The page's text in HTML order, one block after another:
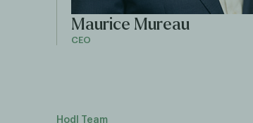
Maurice Mureau
CEO
Hodl Team